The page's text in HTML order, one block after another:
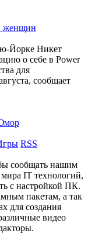
женщин
Йорке Никет
о себе в Power
для
сообщает
RSS
сообщать нашим
IT технологий,
с настройкой ПК.
пакетам, а так
для создания
видео